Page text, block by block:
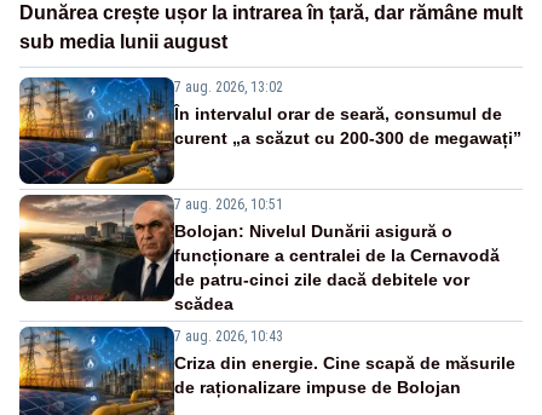
Dunărea crește ușor la intrarea în țară, dar rămâne mult
sub media lunii august
7 aug. 2026, 13:02
În intervalul orar de seară, consumul de
curent „a scăzut cu 200-300 de megawați”
7 aug. 2026, 10:51
Bolojan: Nivelul Dunării asigură o
funcționare a centralei de la Cernavodă
de patru-cinci zile dacă debitele vor
scădea
7 aug. 2026, 10:43
Criza din energie. Cine scapă de măsurile
de raționalizare impuse de Bolojan